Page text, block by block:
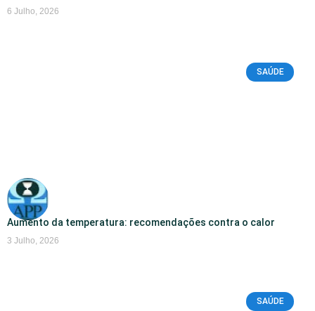
6 Julho, 2026
SAÚDE
Aumento da temperatura: recomendações contra o calor
3 Julho, 2026
SAÚDE